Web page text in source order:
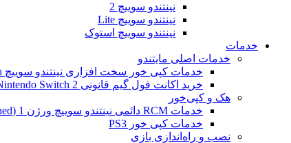
نینتندو سوییچ 2
نینتندو سوییچ Lite
نینتندو سوییچ استوک
خدمات
خدمات اصلی مایتندو
خدمات کپی خور سخت افزاری نینتندو سوییچ Nintendo Switch
خرید اکانت فول گیم قانونی Nintendo Switch 2
هک و کپی‌خور
خدمات RCM دائمی نینتندو سوییچ ورژن 1 (Unpatched)
خدمات کپی خور PS3
نصب و راه‌اندازی بازی